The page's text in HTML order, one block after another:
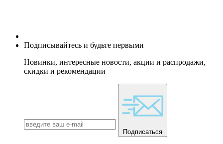
Подписывайтесь и будьте первыми
Новинки, интересные новости, акции и распродажи,
скидки и рекомендации
Подписаться